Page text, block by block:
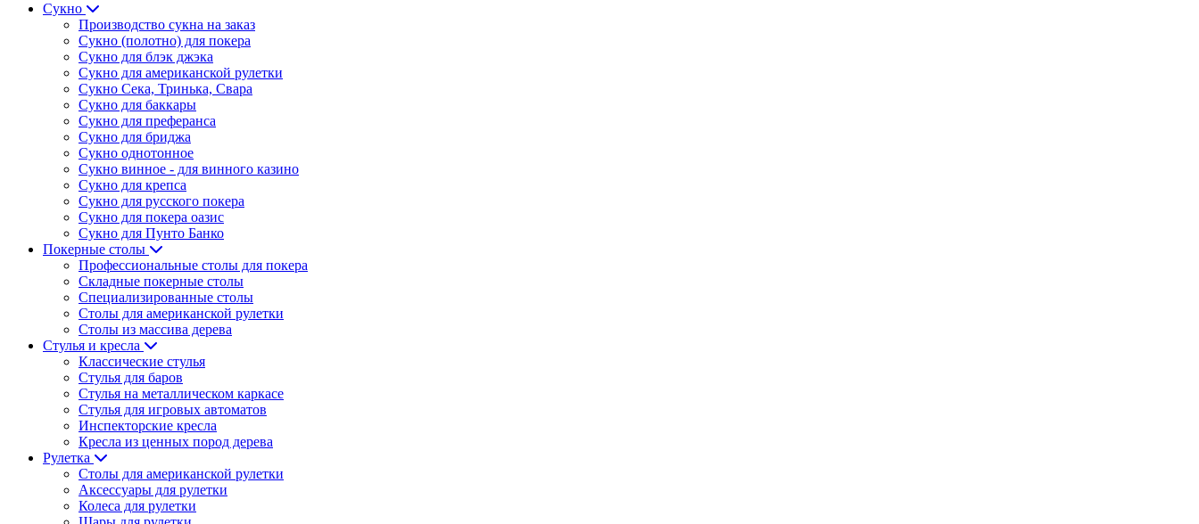
Сукно
Производство сукна на заказ
Сукно (полотно) для покера
Сукно для блэк джэка
Сукно для американской рулетки
Сукно Сека, Тринька, Свара
Сукно для баккары
Сукно для преферанса
Сукно для бриджа
Сукно однотонное
Сукно винное - для винного казино
Сукно для крепса
Сукно для русского покера
Сукно для покера оазис
Сукно для Пунто Банко
Покерные столы
Профессиональные столы для покера
Складные покерные столы
Специализированные столы
Столы для американской рулетки
Столы из массива дерева
Стулья и кресла
Классические стулья
Стулья для баров
Стулья на металлическом каркасе
Стулья для игровых автоматов
Инспекторские кресла
Кресла из ценных пород дерева
Рулетка
Столы для американской рулетки
Аксессуары для рулетки
Колеса для рулетки